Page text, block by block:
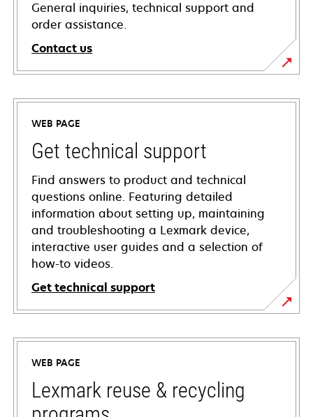
General inquiries, technical support and
order assistance.
Contact us
WEB PAGE
Get technical support
Find answers to product and technical
questions online. Featuring detailed
information about setting up, maintaining
and troubleshooting a Lexmark device,
interactive user guides and a selection of
how-to videos.
Get technical support
opens
in
new
tab
WEB PAGE
Lexmark reuse & recycling